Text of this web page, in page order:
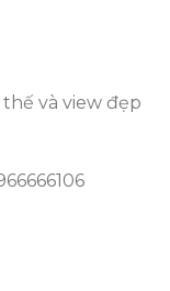
và view đẹp